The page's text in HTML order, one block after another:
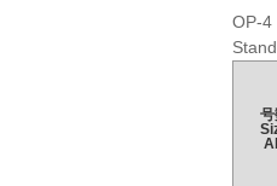
OP-4